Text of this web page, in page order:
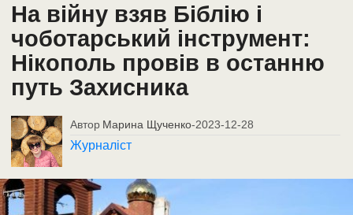
На війну взяв Біблію і
чоботарський інструмент:
Нікополь провів в останню
путь Захисника
Автор Марина Щученко-2023-12-28
Журналіст